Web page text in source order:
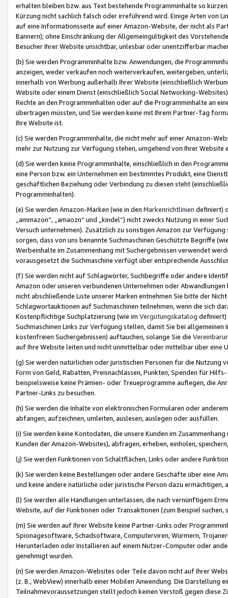
erhalten bleiben bzw. aus Text bestehende Programminhalte so
Kürzung nicht sachlich falsch oder irreführend wird. Einige Arten von
auf eine Informationsseite auf einer Amazon-Website, der nicht als
Bannern); ohne Einschränkung der Allgemeingültigkeit des
Besucher Ihrer Website unsichtbar, unlesbar oder unentzifferbar
(b) Sie werden Programminhalte bzw. Anwendungen, die
anzeigen, weder verkaufen noch weiterverkaufen, weitergeben,
innerhalb von Werbung außerhalb Ihrer Website (einschließlich
Website oder einem Dienst (einschließlich Social Networking-
Rechte an den Programminhalten oder auf die Programminhalte an
übertragen müssten, und Sie werden keine mit Ihrem Partner-Tag
Ihre Website ist.
(c) Sie werden Programminhalte, die nicht mehr auf einer Amazon-
mehr zur Nutzung zur Verfügung stehen, umgehend von Ihrer
(d) Sie werden keine Programminhalte, einschließlich in den
eine Person bzw. ein Unternehmen ein bestimmtes Produkt, eine
geschäftlichen Beziehung oder Verbindung zu diesen steht
Programminhalten).
(e) Sie werden Amazon-Marken (wie in den Markenrichtlinien definiert)
„ammazon“, „amaozn“ und „kindel“) nicht zwecks Nutzung in einer
Versuch unternehmen). Zusätzlich zu sonstigen Amazon zur
sorgen, dass von uns benannte Suchmaschinen Geschützte Begriffe
Werbeinhalte im Zusammenhang mit Suchergebnissen verwendet
vorausgesetzt die Suchmaschine verfügt über entsprechende
(f) Sie werden nicht auf Schlagwörter, Suchbegriffe oder andere
Amazon oder unseren verbundenen Unternehmen oder
nicht abschließende Liste unserer Marken entnehmen Sie bitte der
Schlagwortauktionen auf Suchmaschinen teilnehmen, wenn die sich
Kostenpflichtige Suchplatzierung (wie im Vergütungskatalog definiert)
Suchmaschinen Links zur Verfügung stellen, damit Sie bei
kostenfreien Suchergebnissen) auftauchen, solange Sie die
auf Ihre Website leiten und nicht unmittelbar oder mittelbar über eine
(g) Sie werden natürlichen oder juristischen Personen für die Nutzung
Form von Geld, Rabatten, Preisnachlässen, Punkten, Spenden für
beispielsweise keine Prämien- oder Treueprogramme auflegen, die
Partner-Links zu besuchen.
(h) Sie werden die Inhalte von elektronischen Formularen oder
abfangen, aufzeichnen, umleiten, auslesen, auslegen oder ausfüllen.
(i) Sie werden keine Kontodaten, die unsere Kunden im
Kunden der Amazon-Websites), abfragen, erheben, einholen,
(j) Sie werden Funktionen von Schaltflächen, Links oder andere
(k) Sie werden keine Bestellungen oder andere Geschäfte über eine
und keine andere natürliche oder juristische Person dazu
(l) Sie werden alle Handlungen unterlassen, die nach vernünftigem
Website, auf der Funktionen oder Transaktionen (zum Beispiel
(m) Sie werden auf Ihrer Website keine Partner-Links oder
Spionagesoftware, Schadsoftware, Computerviren, Würmern,
Herunterladen oder Installieren auf einem Nutzer-Computer oder
genehmigt wurden.
(n) Sie werden Amazon-Websites oder Teile davon nicht auf Ihrer
(z. B., WebView) innerhalb einer Mobilen Anwendung. Die Darstellung
Teilnahmevoraussetzungen stellt jedoch keinen Verstoß gegen diese